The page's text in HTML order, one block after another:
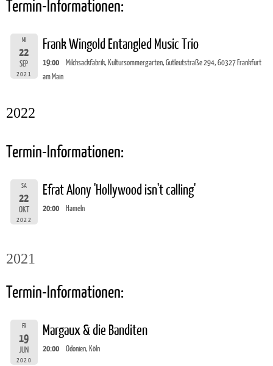
Termin-Informationen:
MI
22
SEP
2021
Frank Wingold Entangled Music Trio
19:00
Milchsackfabrik, Kultursommergarten, Gutleutstraße 294, 60327 Frankfurt
am Main
2022
Termin-Informationen:
SA
22
OKT
2022
Efrat Alony 'Hollywood isn't calling'
20:00 Hameln
2021
Termin-Informationen:
FR
19
JUN
2020
Margaux & die Banditen
20:00 Odonien, Köln